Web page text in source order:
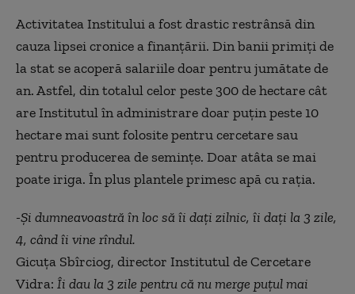
Activitatea Institului a fost drastic restrânsă din
cauza lipsei cronice a finanțării. Din banii primiți de
la stat se acoperă salariile doar pentru jumătate de
an. Astfel, din totalul celor peste 300 de hectare cât
are Institutul în administrare doar puțin peste 10
hectare mai sunt folosite pentru cercetare sau
pentru producerea de semințe. Doar atâta se mai
poate iriga. În plus plantele primesc apă cu rația.
-Și dumneavoastră în loc să îi dați zilnic, îi dați la 3 zile,
4, când îi vine rîndul.
Gicuța Sbîrciog, director Institutul de Cercetare
Vidra: Îi dau la 3 zile pentru că nu merge puțul mai